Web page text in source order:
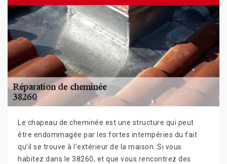
Le chapeau de cheminée est une structure qui peut
être endommagée par les fortes intempéries du fait
qu’il se trouve à l’extérieur de la maison. Si vous
habitez dans le 38260, et que vous rencontrez des